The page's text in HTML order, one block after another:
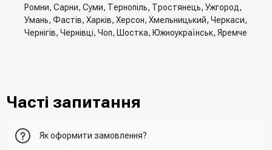
Ромни, Сарни, Суми, Тернопіль, Тростянець, Ужгород,
Умань, Фастів, Харків, Херсон, Хмельницький, Черкаси,
Чернігів, Чернівці, Чоп, Шостка, Южноукраїнськ, Яремче
Часті запитання
Як оформити замовлення?